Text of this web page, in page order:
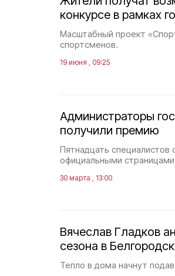
конкурсе в рамках
Масштабный проект
спортсменов.
19 июня , 09:25
Администраторы
получили премию
Пятнадцать специалистов
официальными страницами
30 марта , 13:00
Вячеслав Гладков
сезона в
Тепло в дома начнут